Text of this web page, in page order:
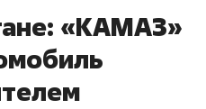
«КАМАЗ»